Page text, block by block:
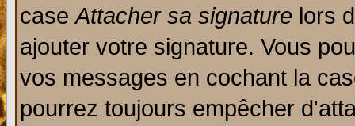
caseAttacher sa signature lors
ajouter votre signature. Vous
vos messages en cochant la
pourrez toujours empêcher